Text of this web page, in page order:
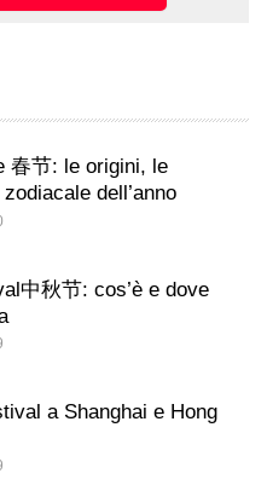
春节: le origini, le
dell’anno
中秋节: cos’è e dove
a Shanghai e Hong